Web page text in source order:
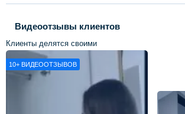
Видеоотзывы клиентов
Клиенты делятся своими
впечатлениями о нашей работе
10+ ВИДЕООТЗЫВОВ